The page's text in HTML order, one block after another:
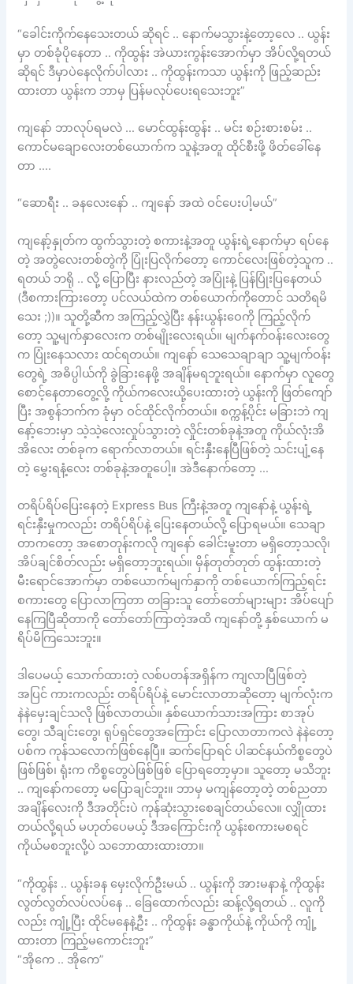
“ခေါင်းကိုက်နေသေးတယ် ဆိုရင် .. နောက်မသွားနဲ့တော့လေ .. ယွန်း
မှာ တစ်ခုံပိုနေတာ .. ကိုထွန်း အဲယားကွန်းအောက်မှာ အိပ်လို့ရတယ်
ဆိုရင် ဒီမှာပဲနေလိုက်ပါလား .. ကိုထွန်းကသာ ယွန်းကို ဖြည့်ဆည်း
ထားတာ ယွန်းက ဘာမှ ပြန်မလုပ်ပေးရသေးဘူး”
ကျနော် ဘာလုပ်ရမလဲ … မောင်ထွန်းထွန်း .. မင်း စဉ်းစားစမ်း ..
ကောင်မချောလေးတစ်ယောက်က သူနဲ့အတူ ထိုင်စီးဖို့ ဖိတ်ခေါ်နေ
တာ ….
“ဆောရီး .. ခနလေးနော် .. ကျနော် အထဲ ဝင်ပေးပါ့မယ်”
ကျနော့်နှုတ်က ထွက်သွားတဲ့ စကားနဲ့အတူ ယွန်းရဲ့နောက်မှာ ရပ်နေ
တဲ့ အတွဲလေးတစ်တွဲကို ပြုံးပြလိုက်တော့ ကောင်လေးဖြစ်တဲ့သူက ..
ရတယ် ဘရို .. လို့ ပြောပြီး နားလည်တဲ့ အပြုံးနဲ့ ပြန်ပြုံးပြနေတယ်
(ဒီစကားကြားတော့ ပင်လယ်ထဲက တစ်ယောက်ကိုတောင် သတိရမိ
သေး ;))။ သူတို့ဆီက အကြည့်လွှဲပြီး နန်းယွန်းဝေကို ကြည့်လိုက်
တော့ သူ့မျက်နှာလေးက တစ်မျိုးလေးရယ်။ မျက်နက်ဝန်းလေးတွေ
က ပြုံးနေသလား ထင်ရတယ်။ ကျနော် သေသေချာချာ သူ့မျက်ဝန်း
တွေရဲ့ အဓိပ္ပါယ်ကို ခွဲခြားနေဖို့ အချိန်မရဘူးရယ်။ နောက်မှာ လူတွေ
စောင့်နေတာတွေ့လို့ ကိုယ်ကလေးယို့ပေးထားတဲ့ ယွန်းကို ဖြတ်ကျော်
ပြီး အစွန်ဘက်က ခုံမှာ ဝင်ထိုင်လိုက်တယ်။ စက္ကန့်ပိုင်း မခြားဘဲ ကျ
နော့်ဘေးမှာ သဲ့သဲ့လေးလှုပ်သွားတဲ့ လှိုင်းတစ်ခုနဲ့အတူ ကိုယ်လုံးအိ
အိလေး တစ်ခုက ရောက်လာတယ်။ ရင်းနှီးနေပြီဖြစ်တဲ့ သင်းပျံ့နေ
တဲ့ မွှေးရနံ့လေး တစ်ခုနဲ့အတူပေါ့။ အဲဒီနောက်တော့ …
တရိပ်ရိပ်ပြေးနေတဲ့ Express Bus ကြီးနဲ့အတူ ကျနော်နဲ့ ယွန်းရဲ့
ရင်းနှီးမှုကလည်း တရိပ်ရိပ်နဲ့ ပြေးနေတယ်လို့ ပြောရမယ်။ သေချာ
တာကတော့ အစောတုန်းကလို ကျနော် ခေါင်းမူးတာ မရှိတော့သလို၊
အိပ်ချင်စိတ်လည်း မရှိတော့ဘူးရယ်။ မှိန်တုတ်တုတ် ထွန်းထားတဲ့
မီးရောင်အောက်မှာ တစ်ယောက်မျက်နှာကို တစ်ယောက်ကြည့်ရင်း
စကားတွေ ပြောလာကြတာ တခြားသူ တော်တော်များများ အိပ်ပျော်
နေကြပြီဆိုတာကို တော်တော်ကြာတဲ့အထိ ကျနော်တို့ နှစ်ယောက် မ
ရိပ်မိကြသေးဘူး။
ဒါပေမယ့် သောက်ထားတဲ့ လစ်ပတန်အရှိန်က ကျလာပြီဖြစ်တဲ့
အပြင် ကားကလည်း တရိပ်ရိပ်နဲ့ မောင်းလာတာဆိုတော့ မျက်လုံးက
နဲနဲမှေးချင်သလို ဖြစ်လာတယ်။ နှစ်ယောက်သားအကြား စာအုပ်
တွေ၊ သီချင်းတွေ၊ ရုပ်ရှင်တွေအကြောင်း ပြောလာတာကလဲ နဲနဲတော့
ပစ်က ကုန်သလောက်ဖြစ်နေပြီ။ ဆက်ပြောရင် ပါဆင်နယ်ကိစ္စတွေပဲ
ဖြစ်ဖြစ်၊ ရုံးက ကိစ္စတွေပဲဖြစ်ဖြစ် ပြောရတော့မှာ။ သူတော့ မသိဘူး
.. ကျနော်ကတော့ မပြောချင်ဘူး။ ဘာမှ မကျန်တော့တဲ့ တစ်ညတာ
အချိန်လေးကို ဒီအတိုင်းပဲ ကုန်ဆုံးသွားစေချင်တယ်လေ။ လျှိုထား
တယ်လို့ရယ် မဟုတ်ပေမယ့် ဒီအကြောင်းကို ယွန်းစကားမစရင်
ကိုယ်မစဘူးလို့ပဲ သဘောထားထားတာ။
“ကိုထွန်း .. ယွန်းခန မှေးလိုက်ဦးမယ် .. ယွန်းကို အားမနာနဲ့ ကိုထွန်း
လွတ်လွတ်လပ်လပ်နေ .. ခြေထောက်လည်း ဆန့်လို့ရတယ် .. လူကို
လည်း ကျုံ့ပြီး ထိုင်မနေနဲ့ဦး .. ကိုထွန်း ခန္ဓာကိုယ်နဲ့ ကိုယ်ကို ကျုံ့
ထားတာ ကြည့်မကောင်းဘူး”
“အိုကေ .. အိုကေ”